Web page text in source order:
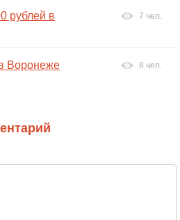
рублей в
7 чел.
Воронеже 8 чел.